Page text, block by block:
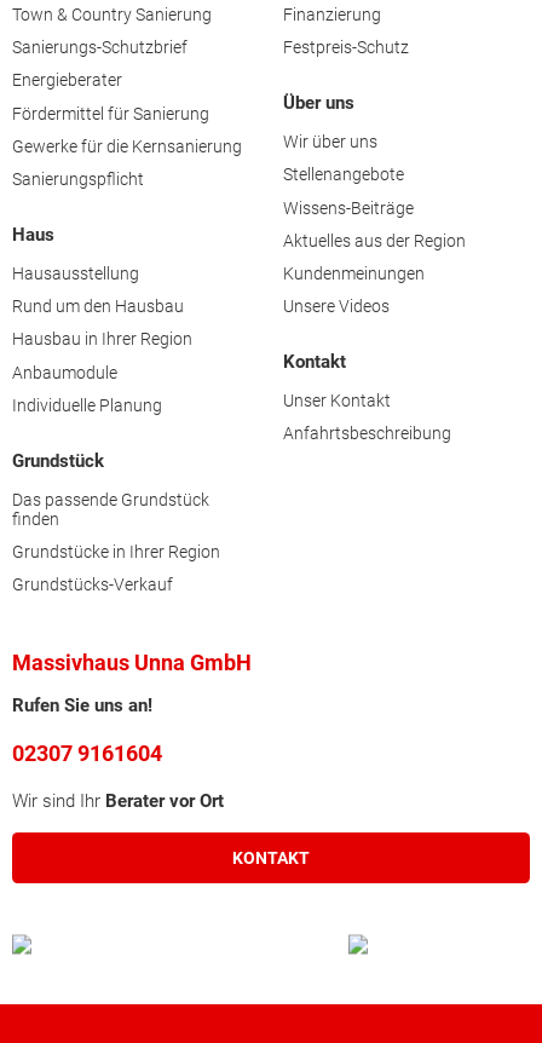
Town & Country Sanierung
Sanierungs-Schutzbrief
Energieberater
Fördermittel für Sanierung
Gewerke für die Kernsanierung
Sanierungspflicht
Haus
Hausausstellung
Rund um den Hausbau
Hausbau in Ihrer Region
Anbaumodule
Individuelle Planung
Grundstück
Das passende Grundstück
finden
Grundstücke in Ihrer Region
Grundstücks-Verkauf
Finanzierung
Festpreis-Schutz
Über uns
Wir über uns
Stellenangebote
Wissens-Beiträge
Aktuelles aus der Region
Kundenmeinungen
Unsere Videos
Kontakt
Unser Kontakt
Anfahrtsbeschreibung
Massivhaus Unna GmbH
Rufen Sie uns an!
02307 9161604
Wir sind Ihr Berater vor Ort
KONTAKT